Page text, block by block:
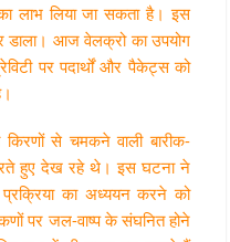
लाभ लिया जा सकता है। इस
डाला। आज वेलक्रो का उपयोग
पर पदार्थों और पैकेट्स को
से चमकने वाली बारीक-
हुए देख रहे थे। इस घटना ने
प्रक्रिया का अध्ययन करने को
पर जल-वाष्प के संघनित होने